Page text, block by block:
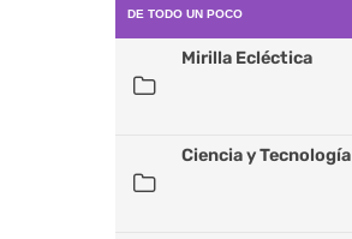
DE TODO UN POCO
Mirilla Ecléctica
Ciencia y Tecnología